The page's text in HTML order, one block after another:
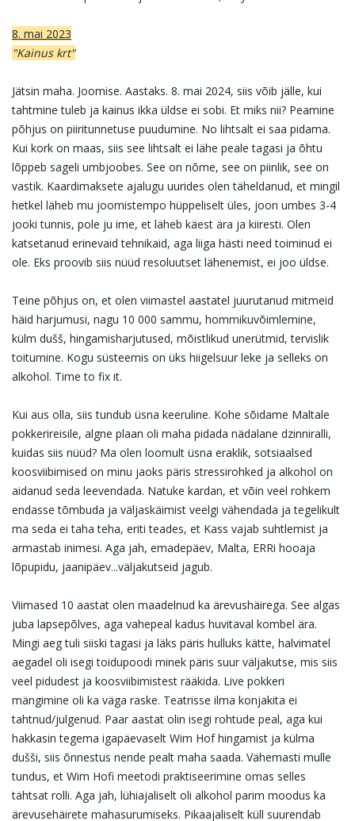
8. mai 2023
"Kainus krt"
Jätsin maha. Joomise. Aastaks. 8. mai 2024, siis võib jälle, kui
tahtmine tuleb ja kainus ikka üldse ei sobi. Et miks nii? Peamine
põhjus on piiritunnetuse puudumine. No lihtsalt ei saa pidama.
Kui kork on maas, siis see lihtsalt ei lähe peale tagasi ja õhtu
lõppeb sageli umbjoobes. See on nõme, see on piinlik, see on
vastik. Kaardimaksete ajalugu uurides olen täheldanud, et mingil
hetkel läheb mu joomistempo hüppeliselt üles, joon umbes 3-4
jooki tunnis, pole ju ime, et läheb käest ära ja kiiresti. Olen
katsetanud erinevaid tehnikaid, aga liiga hästi need toiminud ei
ole. Eks proovib siis nüüd resoluutset lähenemist, ei joo üldse.
Teine põhjus on, et olen viimastel aastatel juurutanud mitmeid
häid harjumusi, nagu 10 000 sammu, hommikuvõimlemine,
külm dušš, hingamisharjutused, mõistlikud unerütmid, tervislik
toitumine. Kogu süsteemis on üks hiigelsuur leke ja selleks on
alkohol. Time to fix it.
Kui aus olla, siis tundub üsna keeruline. Kohe sõidame Maltale
pokkerireisile, algne plaan oli maha pidada nädalane dzinniralli,
kuidas siis nüüd? Ma olen loomult üsna eraklik, sotsiaalsed
koosviibimised on minu jaoks päris stressirohked ja alkohol on
aidanud seda leevendada. Natuke kardan, et võin veel rohkem
endasse tõmbuda ja väljaskäimist veelgi vähendada ja tegelikult
ma seda ei taha teha, eriti teades, et Kass vajab suhtlemist ja
armastab inimesi. Aga jah, emadepäev, Malta, ERRi hooaja
lõpupidu, jaanipäev...väljakutseid jagub.
Viimased 10 aastat olen maadelnud ka ärevushäirega. See algas
juba lapsepõlves, aga vahepeal kadus huvitaval kombel ära.
Mingi aeg tuli siiski tagasi ja läks päris hulluks kätte, halvimatel
aegadel oli isegi toidupoodi minek päris suur väljakutse, mis siis
veel pidudest ja koosviibimistest rääkida. Live pokkeri
mängimine oli ka väga raske. Teatrisse ilma konjakita ei
tahtnud/julgenud. Paar aastat olin isegi rohtude peal, aga kui
hakkasin tegema igapäevaselt Wim Hof hingamist ja külma
dušši, siis õnnestus nende pealt maha saada. Vähemasti mulle
tundus, et Wim Hofi meetodi praktiseerimine omas selles
tähtsat rolli. Aga jah, lühiajaliselt oli alkohol parim moodus ka
ärevusehäirete mahasurumiseks. Pikaajaliselt küll suurendab